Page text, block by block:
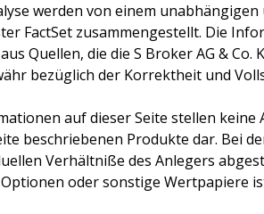
werden von einem
FactSet zusammengestellt. Die
Quellen, die die S Broker AG & Co.
bezüglich der Korrektheit und
auf dieser Seite stellen
beschriebenen Produkte dar. Bei
Verhältniße des Anlegers
oder sonstige Wertpapiere